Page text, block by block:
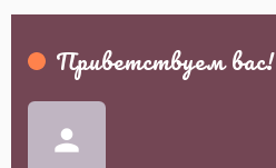
Приветствуем вас!
person